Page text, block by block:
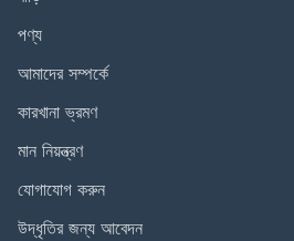
পণ্য
আমাদের সম্পর্কে
কারখানা ভ্রমণ
মান নিয়ন্ত্রণ
যোগাযোগ করুন
উদ্ধৃতির জন্য আবেদন